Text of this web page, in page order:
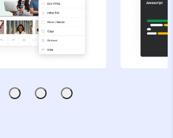
Editor
Editor
Testes